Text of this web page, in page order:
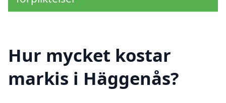
Hur mycket kostar
markis i Häggenås?